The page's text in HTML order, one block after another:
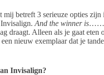
betreft 3 serieuze opties
And the winner is
draagt. Alleen als je gaat eten
nieuw exemplaar dat je
Invisalign?